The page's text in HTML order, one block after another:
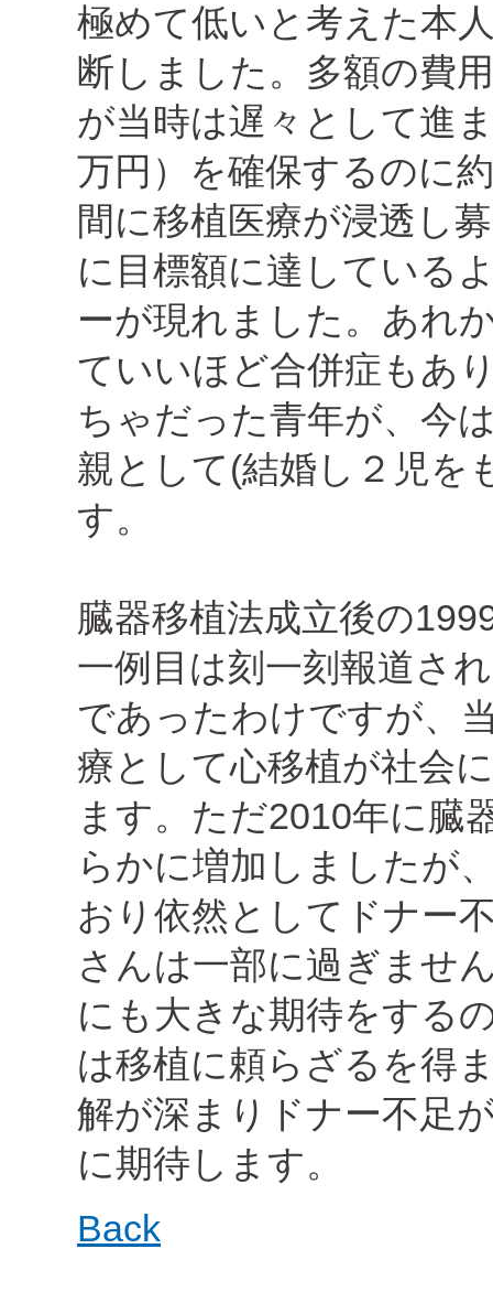
極めて低いと考えた本
断しました。多額の費
が当時は遅々として進
万円）を確保するのに
間に移植医療が浸透し
に目標額に達している
ーが現れました。あれ
ていいほど合併症もあ
ちゃだった青年が、今
親として(結婚し２児を
す。
臓器移植法成立後の
一例目は刻一刻報道さ
であったわけですが、
療として心移植が社会
ます。ただ2010年に臓
らかに増加しましたが
おり依然としてドナー
さんは一部に過ぎませ
にも大きな期待をする
は移植に頼らざるを得
解が深まりドナー不足
に期待します。
Back